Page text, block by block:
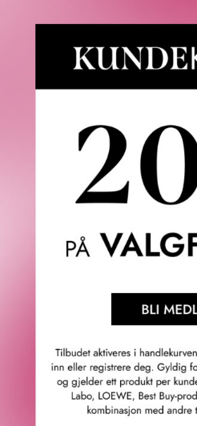
skryter av den marokkanske
blomstene plukkes for hånd i
blir deretter raskt bearbeidet.
Elegante Éclat de Rose er
parfymøren Nathalie Lorson, en
parfymeindustrien. Lorsons
preges av både enkelhet og
og Helvetolide®.
innovasjon og forskning innen
teknologi. Den uavbrutte jakten
utvalg eksklusive dufter under
Denne luksuriøse
som spenner fra friske og
krydrete og orientalske.